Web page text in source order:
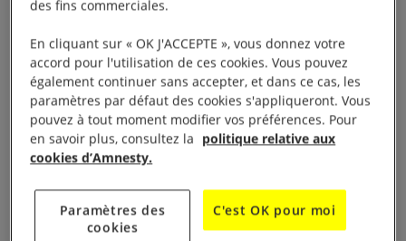
Mot de passe oublié ?
Un problème de connexion ?
des fins commerciales.
En cliquant sur « OK J'ACCEPTE », vous donnez votre
accord pour l'utilisation de ces cookies. Vous pouvez
également continuer sans accepter, et dans ce cas, les
paramètres par défaut des cookies s'appliqueront. Vous
pouvez à tout moment modifier vos préférences. Pour
en savoir plus, consultez la politique relative aux
cookies d’Amnesty.
Paramètres des
cookies
C'est OK pour moi